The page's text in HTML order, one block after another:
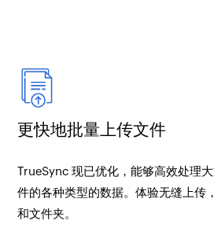
更快地批量上传文件
TrueSync 现已优化，能够高效处理
件的各种类型的数据。体验无缝上传
和文件夹。